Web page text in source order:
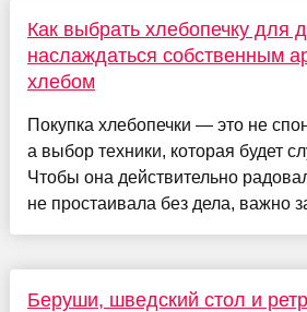
Как выбрать хлебопечку для
наслаждаться собственным
хлебом
Покупка хлебопечки — это не
а выбор техники, которая будет
Чтобы она действительно
не простаивала без дела, важно
Беруши, шведский стол и